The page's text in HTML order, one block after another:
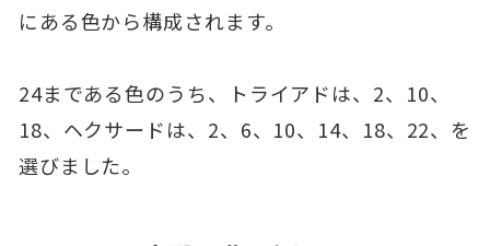
にある色から構成されます。
24まである色のうち、トライアドは、2、10、
18、ヘクサードは、2、6、10、14、18、22、を
選びました。